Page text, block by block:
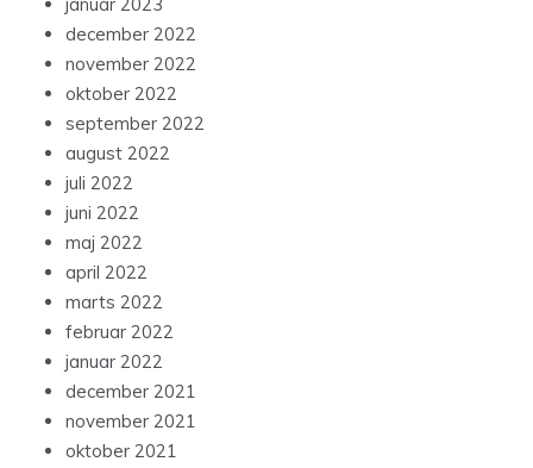
december 2022
november 2022
oktober 2022
september 2022
august 2022
juli 2022
juni 2022
maj 2022
april 2022
marts 2022
februar 2022
januar 2022
december 2021
november 2021
oktober 2021